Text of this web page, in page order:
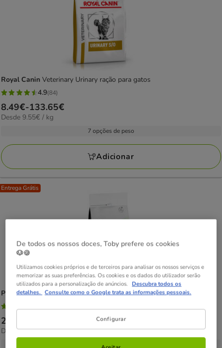
Royal Canin Veterinary Urinary ração para gatos
4.9
estrelas
com
avaliações
4.9(84)
Preço
de
133.65€
8.49€-133.65€
9.55€
Desde 9.55€ / kg
7 opções de peso
Adicionar
Entrega Grátis
Pro PlanVeterinary Diets Hypoallergenic HA ração para gatos
4.8
estrelas
com
Preço
de
20.89€
12.04€
Desde 12.04€ / kg
4 opções de peso
De todos os nossos doces, Toby prefere os cookies
🐶🍪
Utilizamos cookies próprios e de terceiros para analisar os nossos serviços e
memorizar as suas preferências. Os cookies e os dados do utilizador serão
utilizados para a personalização de anúncios. Descubra todos os
detalhes. Consulte como o Google trata as informações pessoais.
Configurar